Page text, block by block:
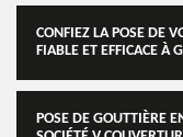
CONFIEZ LA POSE DE
FIABLE ET EFFICACE À
POSE DE GOUTTIÈRE